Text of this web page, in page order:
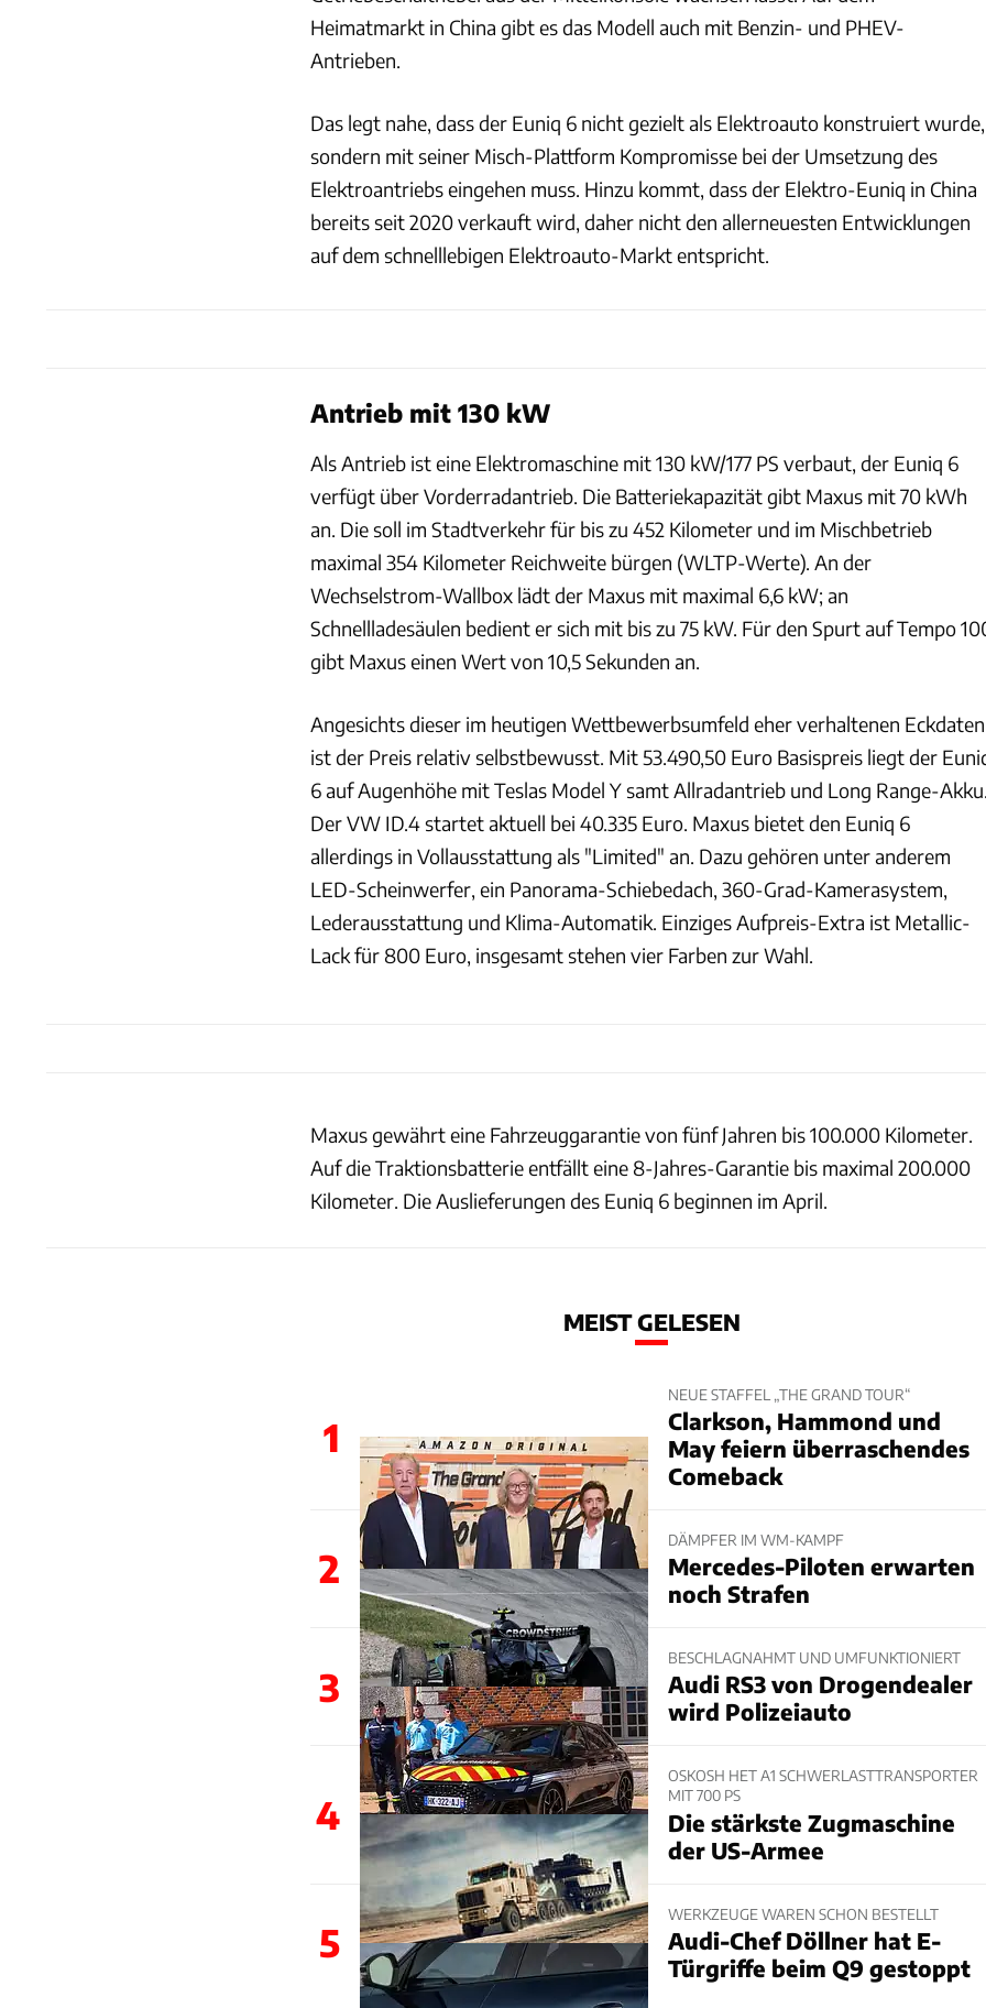
Heimatmarkt in China gibt es das Modell auch mit Benzin- und PHEV-
Antrieben.
Das legt nahe, dass der Euniq 6 nicht gezielt als Elektroauto konstruiert wurde,
sondern mit seiner Misch-Plattform Kompromisse bei der Umsetzung des
Elektroantriebs eingehen muss. Hinzu kommt, dass der Elektro-Euniq in China
bereits seit 2020 verkauft wird, daher nicht den allerneuesten Entwicklungen
auf dem schnelllebigen Elektroauto-Markt entspricht.
Antrieb mit 130 kW
Als Antrieb ist eine Elektromaschine mit 130 kW/177 PS verbaut, der Euniq 6
verfügt über Vorderradantrieb. Die Batteriekapazität gibt Maxus mit 70 kWh
an. Die soll im Stadtverkehr für bis zu 452 Kilometer und im Mischbetrieb
maximal 354 Kilometer Reichweite bürgen (WLTP-Werte). An der
Wechselstrom-Wallbox lädt der Maxus mit maximal 6,6 kW; an
Schnellladesäulen bedient er sich mit bis zu 75 kW. Für den Spurt auf Tempo
gibt Maxus einen Wert von 10,5 Sekunden an.
Angesichts dieser im heutigen Wettbewerbsumfeld eher verhaltenen Eckdaten
ist der Preis relativ selbstbewusst. Mit 53.490,50 Euro Basispreis liegt der
6 auf Augenhöhe mit Teslas Model Y samt Allradantrieb und Long Range-
Der VW ID.4 startet aktuell bei 40.335 Euro. Maxus bietet den Euniq 6
allerdings in Vollausstattung als "Limited" an. Dazu gehören unter anderem
LED-Scheinwerfer, ein Panorama-Schiebedach, 360-Grad-Kamerasystem,
Lederausstattung und Klima-Automatik. Einziges Aufpreis-Extra ist Metallic-
Lack für 800 Euro, insgesamt stehen vier Farben zur Wahl.
Maxus gewährt eine Fahrzeuggarantie von fünf Jahren bis 100.000 Kilometer.
Auf die Traktionsbatterie entfällt eine 8-Jahres-Garantie bis maximal 200.000
Kilometer. Die Auslieferungen des Euniq 6 beginnen im April.
MEIST GELESEN
1
NEUE STAFFEL „THE GRAND TOUR“
Clarkson, Hammond und
May feiern überraschendes
Comeback
2
DÄMPFER IM WM-KAMPF
Mercedes-Piloten erwarten
noch Strafen
3
BESCHLAGNAHMT UND UMFUNKTIONIERT
Audi RS3 von Drogendealer
wird Polizeiauto
4
OSKOSH HET A1 SCHWERLASTTRANSPORTER
MIT 700 PS
Die stärkste Zugmaschine
der US-Armee
5
WERKZEUGE WAREN SCHON BESTELLT
Audi-Chef Döllner hat E-
Türgriffe beim Q9 gestoppt